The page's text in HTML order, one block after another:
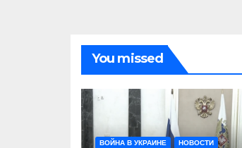
You missed
ВОЙНА В УКРАИНЕ НОВОСТИ